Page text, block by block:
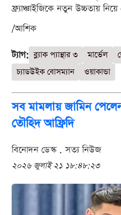
ফ্র্যাঞ্চাইজিকে নতুন উচ্চতায়
/আশিক
ট্যাগ: ব্ল্যাক প্যান্থার ৩ মার্ভেল
চ্যাডউইক বোসম্যান
ওয়াকান্ডা
সব মামলায় জামিন
তৌহিদ আফ্রিদি
বিনোদন ডেস্ক . সত্য নিউজ
২০২৬ জুলাই ২১ ১৮:৪৮:২৩